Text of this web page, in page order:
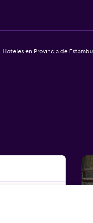
Hoteles en Provincia de Estambul